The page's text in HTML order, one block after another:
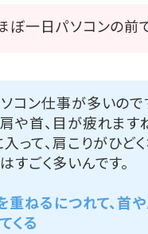
ぼ一日パソコンの前で
コン仕事が多いので
や首、目が疲れます
って、肩こりがひど
すごく多いんです。
重ねるにつれて、首
くる